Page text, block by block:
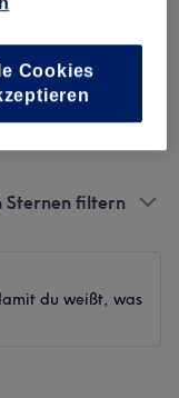
Sternen filtern
du weißt, was
Cookies